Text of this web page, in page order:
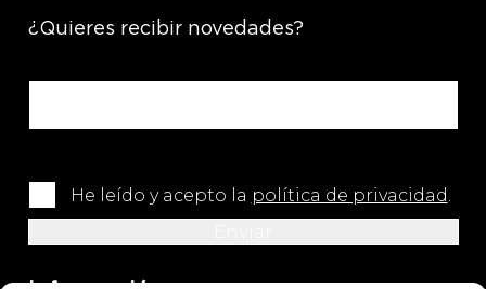
¿Quieres recibir novedades?
He leído y acepto la política de privacidad.